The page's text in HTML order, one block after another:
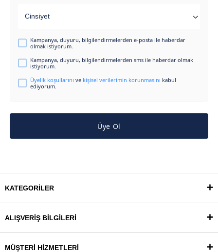
Cinsiyet
Kampanya, duyuru, bilgilendirmelerden e-posta ile haberdar
olmak istiyorum.
Kampanya, duyuru, bilgilendirmelerden sms ile haberdar olmak
istiyorum.
Üyelik koşullarını ve kişisel verilerimin korunmasını kabul
ediyorum.
Üye Ol
KATEGORİLER
ALIŞVERİŞ BİLGİLERİ
MÜŞTERİ HİZMETLERİ